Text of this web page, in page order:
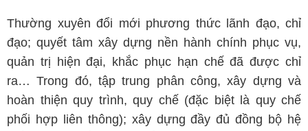
Thường xuyên đổi mới phương thức lãnh đạo, chỉ
đạo; quyết tâm xây dựng nền hành chính phục vụ,
quản trị hiện đại, khắc phục hạn chế đã được chỉ
ra… Trong đó, tập trung phân công, xây dựng và
hoàn thiện quy trình, quy chế (đặc biệt là quy chế
phối hợp liên thông); xây dựng đầy đủ đồng bộ hệ